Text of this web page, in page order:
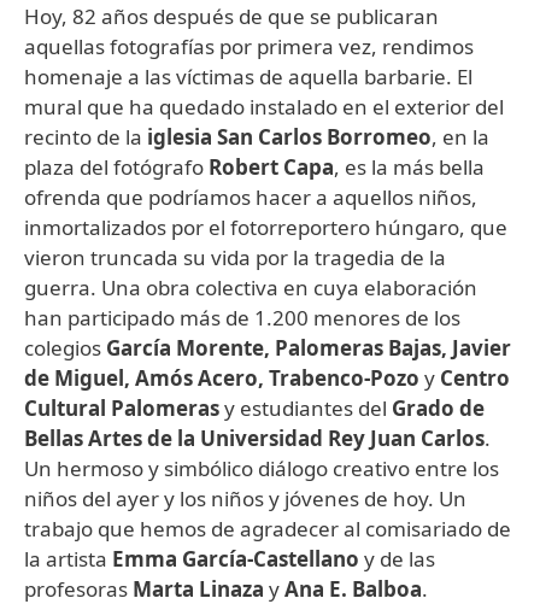
Hoy, 82 años después de que se publicaran
aquellas fotografías por primera vez, rendimos
homenaje a las víctimas de aquella barbarie. El
mural que ha quedado instalado en el exterior del
recinto de la iglesia San Carlos Borromeo, en la
plaza del fotógrafo Robert Capa, es la más bella
ofrenda que podríamos hacer a aquellos niños,
inmortalizados por el fotorreportero húngaro, que
vieron truncada su vida por la tragedia de la
guerra. Una obra colectiva en cuya elaboración
han participado más de 1.200 menores de los
colegios García Morente, Palomeras Bajas, Javier
de Miguel, Amós Acero, Trabenco-Pozo y Centro
Cultural Palomerasy estudiantes del Grado de
Bellas Artes de la Universidad Rey Juan Carlos.
Un hermoso y simbólico diálogo creativo entre los
niños del ayer y los niños y jóvenes de hoy. Un
trabajo que hemos de agradecer al comisariado de
la artista Emma García-Castellano y de las
profesoras Marta Linaza yAna E. Balboa.